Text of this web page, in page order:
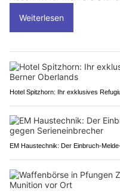
Weiterlesen
Hotel Spitzhorn: Ihr exklusives
EM Haustechnik: Der Einbruch-